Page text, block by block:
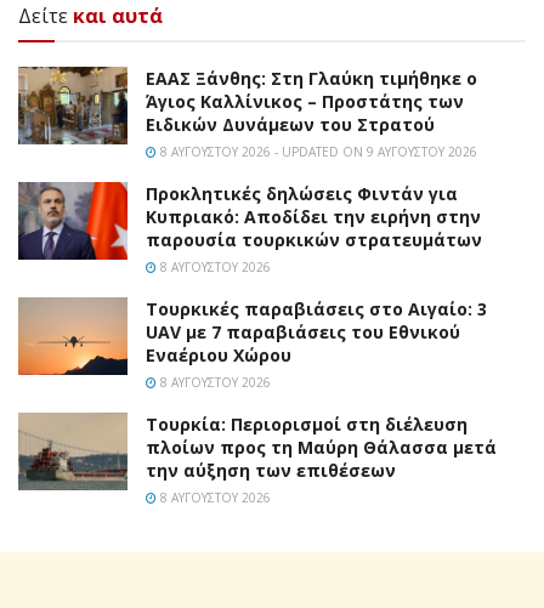
Δείτε και αυτά
EAAΣ Ξάνθης: Στη Γλαύκη τιμήθηκε ο
Άγιος Καλλίνικος – Προστάτης των
Ειδικών Δυνάμεων του Στρατού
8 ΑΥΓΟΎΣΤΟΥ 2026 - UPDATED ON 9 ΑΥΓΟΎΣΤΟΥ 2026
Προκλητικές δηλώσεις Φιντάν για
Κυπριακό: Αποδίδει την ειρήνη στην
παρουσία τουρκικών στρατευμάτων
8 ΑΥΓΟΎΣΤΟΥ 2026
Τουρκικές παραβιάσεις στο Αιγαίο: 3
UAV με 7 παραβιάσεις του Εθνικού
Εναέριου Χώρου
8 ΑΥΓΟΎΣΤΟΥ 2026
Τουρκία: Περιορισμοί στη διέλευση
πλοίων προς τη Μαύρη Θάλασσα μετά
την αύξηση των επιθέσεων
8 ΑΥΓΟΎΣΤΟΥ 2026